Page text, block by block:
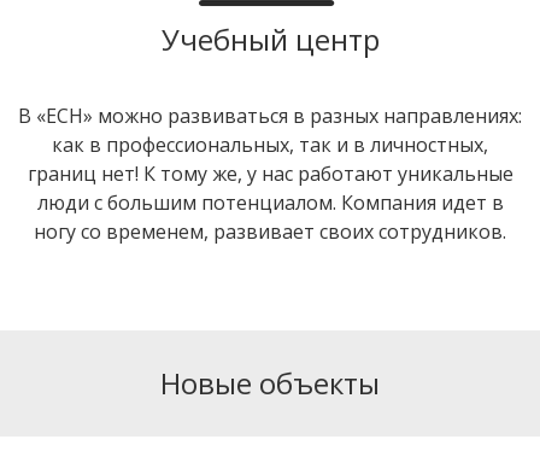
Учебный центр
В «ЕСН» можно развиваться в разных направлениях:
как в профессиональных, так и в личностных,
границ нет! К тому же, у нас работают уникальные
люди с большим потенциалом. Компания идет в
ногу со временем, развивает своих сотрудников.
Новые объекты